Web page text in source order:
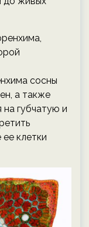
сосны
а также
на губчатую и
ее клетки